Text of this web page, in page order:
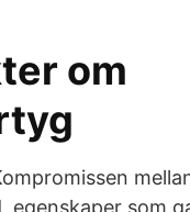
om
som